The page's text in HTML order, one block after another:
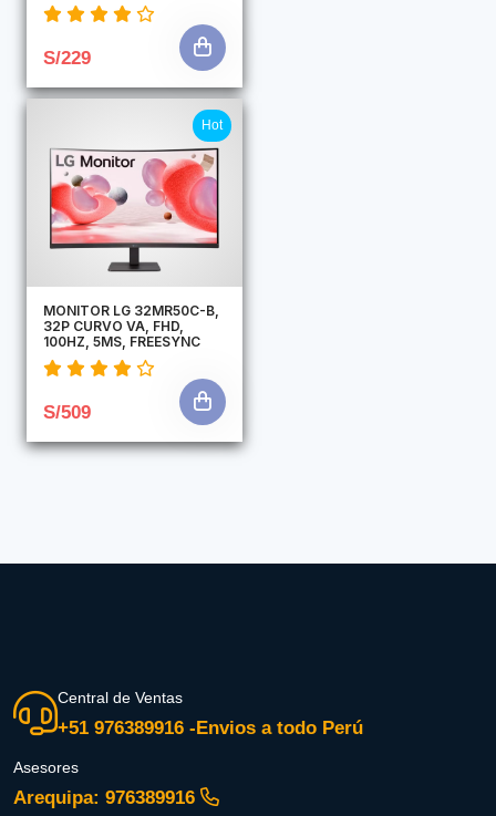
S/229
Hot
MONITOR LG 32MR50C-B,
32P CURVO VA, FHD,
100HZ, 5MS, FREESYNC
S/509
Central de Ventas
+51 976389916 -Envios a todo Perú
Asesores
Arequipa: 976389916